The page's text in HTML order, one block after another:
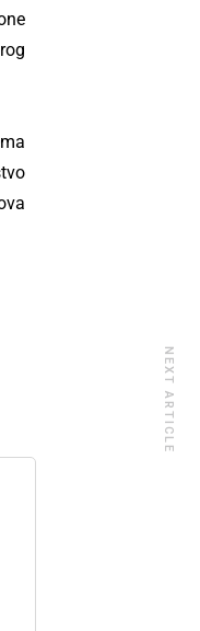
NEXT ARTICLE